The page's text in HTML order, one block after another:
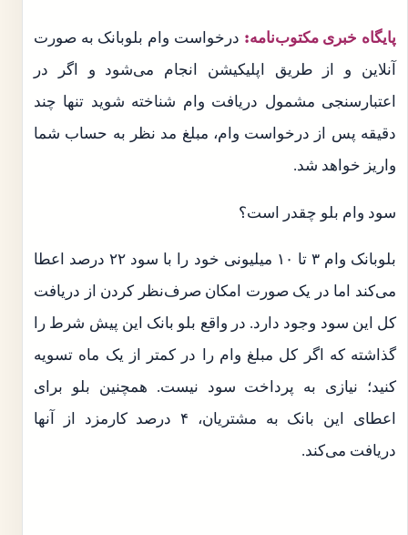
پایگاه خبری مکتوب‌نامه: درخواست وام بلوبانک به صورت
آنلاین و از طریق اپلیکیشن انجام می‌شود و اگر در
اعتبارسنجی مشمول دریافت وام شناخته شوید تنها چند
دقیقه پس از درخواست وام، مبلغ مد نظر به حساب شما
واریز خواهد شد.
سود وام بلو چقدر است؟
بلوبانک وام ۳ تا ۱۰ میلیونی خود را با سود ۲۲ درصد اعطا
می‌کند اما در یک صورت امکان صرف‌نظر کردن از دریافت
کل این سود وجود دارد. در واقع بلو بانک این پیش شرط را
گذاشته که اگر کل مبلغ وام را در کمتر از یک ماه تسویه
کنید؛ نیازی به پرداخت سود نیست. همچنین بلو برای
اعطای این بانک به مشتریان، ۴ درصد کارمزد از آنها
دریافت می‌کند.